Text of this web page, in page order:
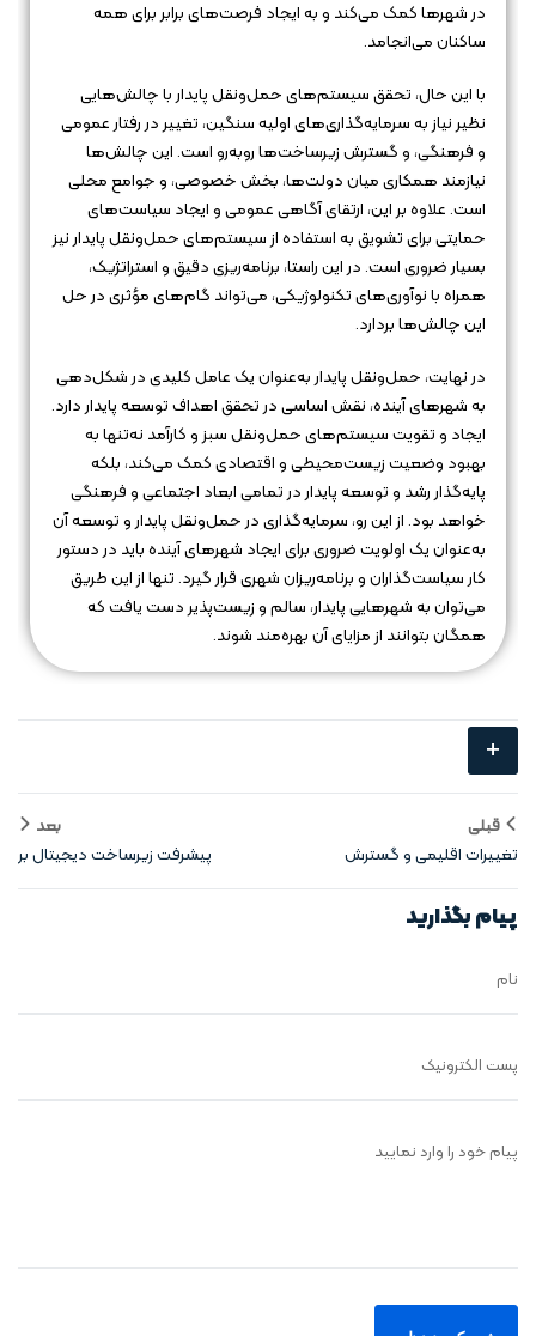
در شهرها کمک می‌کند و به ایجاد فرصت‌های برابر برای همه
ساکنان می‌انجامد.
با این حال، تحقق سیستم‌های حمل‌ونقل پایدار با چالش‌هایی
نظیر نیاز به سرمایه‌گذاری‌های اولیه سنگین، تغییر در رفتار عمومی
و فرهنگی، و گسترش زیرساخت‌ها روبه‌رو است. این چالش‌ها
نیازمند همکاری میان دولت‌ها، بخش خصوصی، و جوامع محلی
است. علاوه بر این، ارتقای آگاهی عمومی و ایجاد سیاست‌های
حمایتی برای تشویق به استفاده از سیستم‌های حمل‌ونقل پایدار نیز
بسیار ضروری است. در این راستا، برنامه‌ریزی دقیق و استراتژیک،
همراه با نوآوری‌های تکنولوژیکی، می‌تواند گام‌های مؤثری در حل
این چالش‌ها بردارد.
در نهایت، حمل‌ونقل پایدار به‌عنوان یک عامل کلیدی در شکل‌دهی
به شهرهای آینده، نقش اساسی در تحقق اهداف توسعه پایدار دارد.
ایجاد و تقویت سیستم‌های حمل‌ونقل سبز و کارآمد نه‌تنها به
بهبود وضعیت زیست‌محیطی و اقتصادی کمک می‌کند، بلکه
پایه‌گذار رشد و توسعه پایدار در تمامی ابعاد اجتماعی و فرهنگی
خواهد بود. از این رو، سرمایه‌گذاری در حمل‌ونقل پایدار و توسعه آن
به‌عنوان یک اولویت ضروری برای ایجاد شهرهای آینده باید در دستور
کار سیاست‌گذاران و برنامه‌ریزان شهری قرار گیرد. تنها از این طریق
می‌توان به شهرهایی پایدار، سالم و زیست‌پذیر دست یافت که
همگان بتوانند از مزایای آن بهره‌مند شوند.
+
قبلی
تغییرات اقلیمی و گسترش
شهرهای ساحلی
بعد
پیشرفت زیرساخت‌ دیجیتال بر
توسعه شهری
پیام بگذارید
نام
پست الکترونیک
پیام خود را وارد نمایید